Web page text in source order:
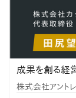
成果を創る経
株式会社アントレ